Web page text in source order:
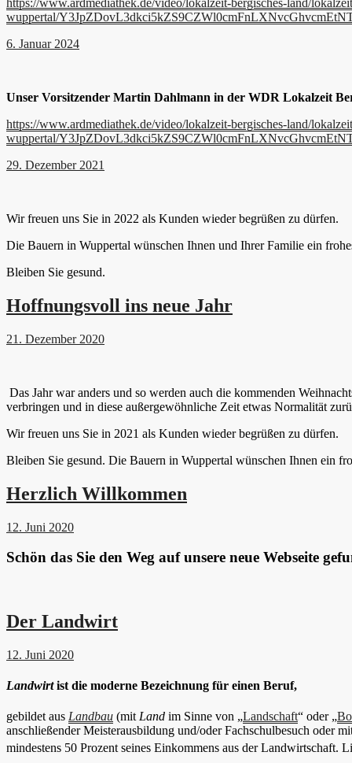
https://www.ardmediathek.de/video/lokalzeit-bergisches-land/
wuppertal/
6. Januar 2024
Unser Vorsitzender Martin Dahlmann in der WDR Lokalzeit
https://www.ardmediathek.de/video/lokalzeit-bergisches-land/
wuppertal/
29. Dezember 2021
Wir freuen uns Sie in 2022 als Kunden wieder begrüßen zu dürfen.
Die Bauern in Wuppertal wünschen Ihnen und Ihrer Familie ein
Bleiben Sie gesund.
Hoffnungsvoll ins neue Jahr
21. Dezember 2020
Das Jahr war anders und so werden auch die kommenden
verbringen und in diese außergewöhnliche Zeit etwas Normalität
Wir freuen uns Sie in 2021 als Kunden wieder begrüßen zu dürfen.
Bleiben Sie gesund. Die Bauern in Wuppertal wünschen Ihnen ein
Herzlich Willkommen
12. Juni 2020
Schön das Sie den Weg auf unsere neue Webseite
Der Landwirt
12. Juni 2020
Landwirtist die moderne Bezeichnung für einen Beruf,
gebildet aus Landbau (mitLand im Sinne von „Landschaft“ oder „
anschließender Meisterausbildung und/oder Fachschulbesuch oder
mindestens 50 Prozent seines Einkommens aus der